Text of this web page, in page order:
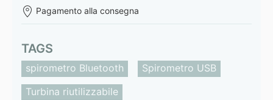
Pagamento alla consegna
TAGS
spirometro Bluetooth
Spirometro USB
Turbina riutilizzabile